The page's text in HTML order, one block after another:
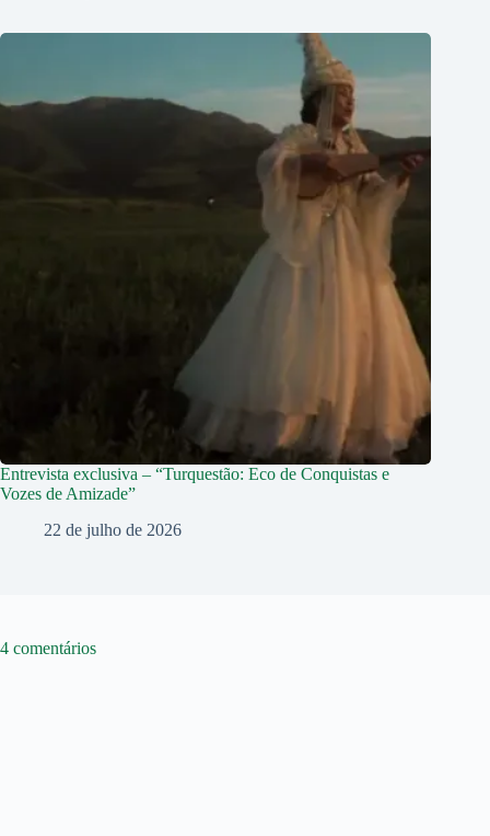
Entrevista exclusiva – “Turquestão: Eco de Conquistas e
Vozes de Amizade”
22 de julho de 2026
4 comentários